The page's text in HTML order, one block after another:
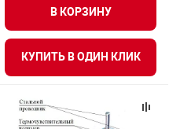
В КОРЗИНУ
КУПИТЬ В ОДИН КЛИК